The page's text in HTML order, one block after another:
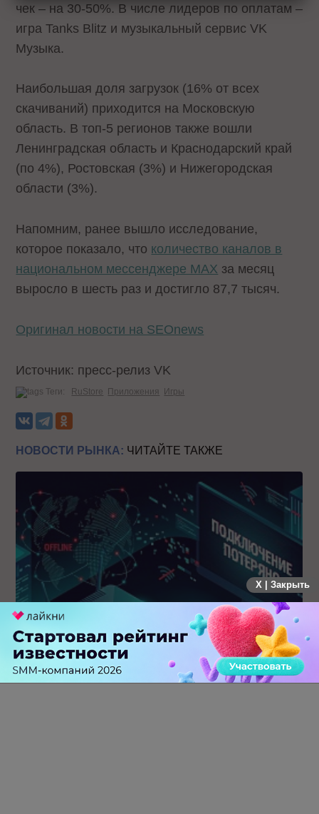
чек – на 30-50%. В числе лидеров по оплатам –
игра Tanks Blitz и музыкальный сервис VK
Музыка.
Наибольшая доля загрузок (16% от всех
скачиваний) приходится на Московскую
область. В топ-5 регионов также вошли
Ленинградская область и Краснодарский край
(по 4%), Ростовская (3%) и Нижегородская
области (3%).
Напомним, ранее вышло исследование,
которое показало, что количество каналов в
национальном мессенджере МАХ за месяц
выросло в шесть раз и достигло 87,7 тысяч.
Оригинал новости на SEOnews
Источник: пресс-релиз VK
Теги: RuStore Приложения Игры
НОВОСТИ РЫНКА: ЧИТАЙТЕ ТАКЖЕ
Крупнейший сбой в рунете: пользователи не могут
попасть на популярные сайты
X | Закрыть